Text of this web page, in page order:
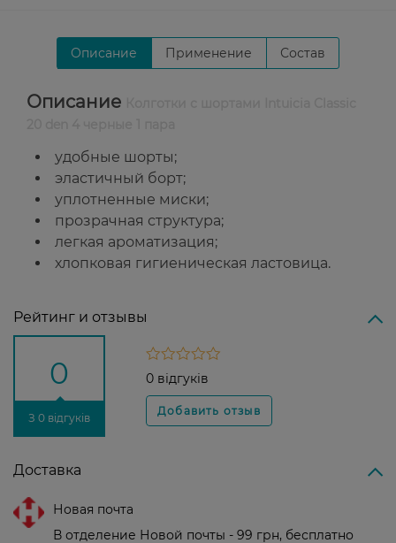
Описание Применение Состав
Описание
удобные шорты;
эластичный борт;
уплотненные миски;
прозрачная структура;
легкая ароматизация;
хлопковая гигиеническая ластовица.
Рейтинг и отзывы
0
З 0 відгуків
0 відгуків
Доставка
Новая почта
В отделение Новой почты - 99 грн, бесплатно